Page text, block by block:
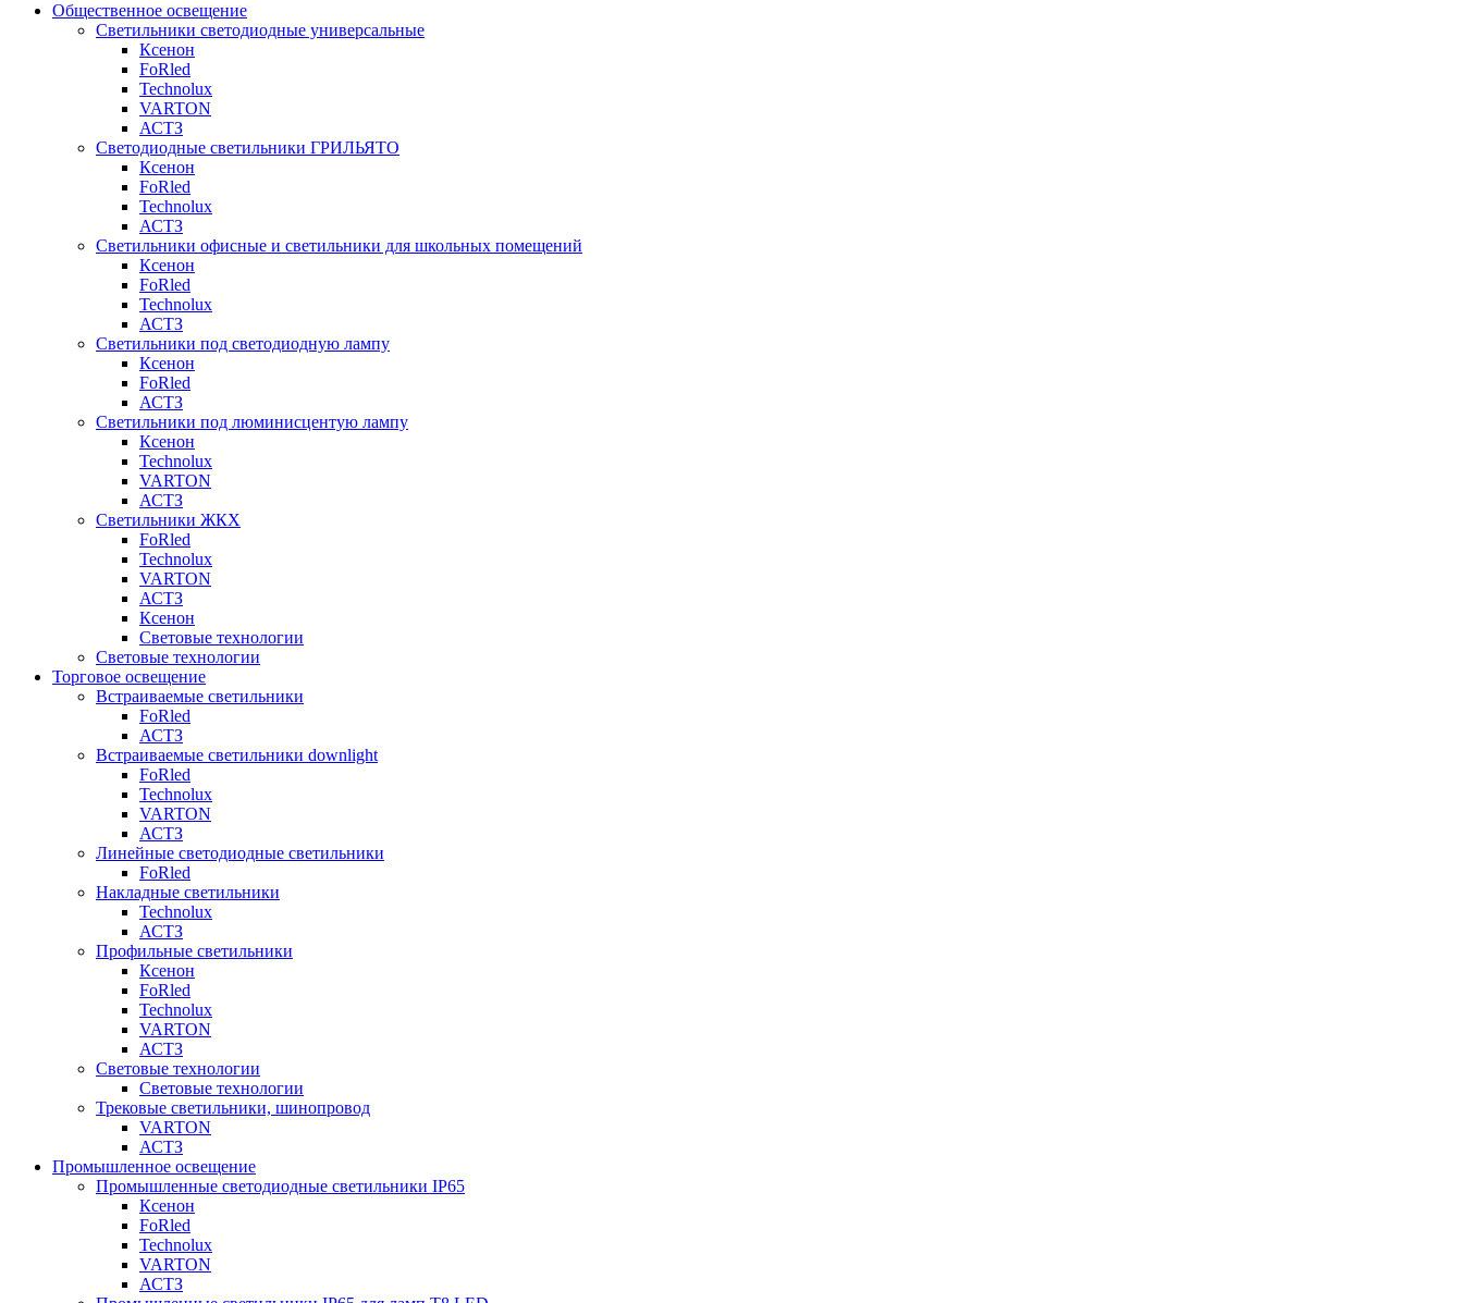
Общественное освещение
Светильники светодиодные универсальные
Ксенон
FoRled
Technolux
VARTON
АСТЗ
Светодиодные светильники ГРИЛЬЯТО
Ксенон
FoRled
Technolux
АСТЗ
Светильники офисные и светильники для школьных помещений
Ксенон
FoRled
Technolux
АСТЗ
Светильники под светодиодную лампу
Ксенон
FoRled
АСТЗ
Светильники под люминисцентую лампу
Ксенон
Technolux
VARTON
АСТЗ
Светильники ЖКХ
FoRled
Technolux
VARTON
АСТЗ
Ксенон
Световые технологии
Световые технологии
Торговое освещение
Встраиваемые светильники
FoRled
АСТЗ
Встраиваемые светильники downlight
FoRled
Technolux
VARTON
АСТЗ
Линейные светодиодные светильники
FoRled
Накладные светильники
Technolux
АСТЗ
Профильные светильники
Ксенон
FoRled
Technolux
VARTON
АСТЗ
Световые технологии
Световые технологии
Трековые светильники, шинопровод
VARTON
АСТЗ
Промышленное освещение
Промышленные светодиодные светильники IP65
Ксенон
FoRled
Technolux
VARTON
АСТЗ